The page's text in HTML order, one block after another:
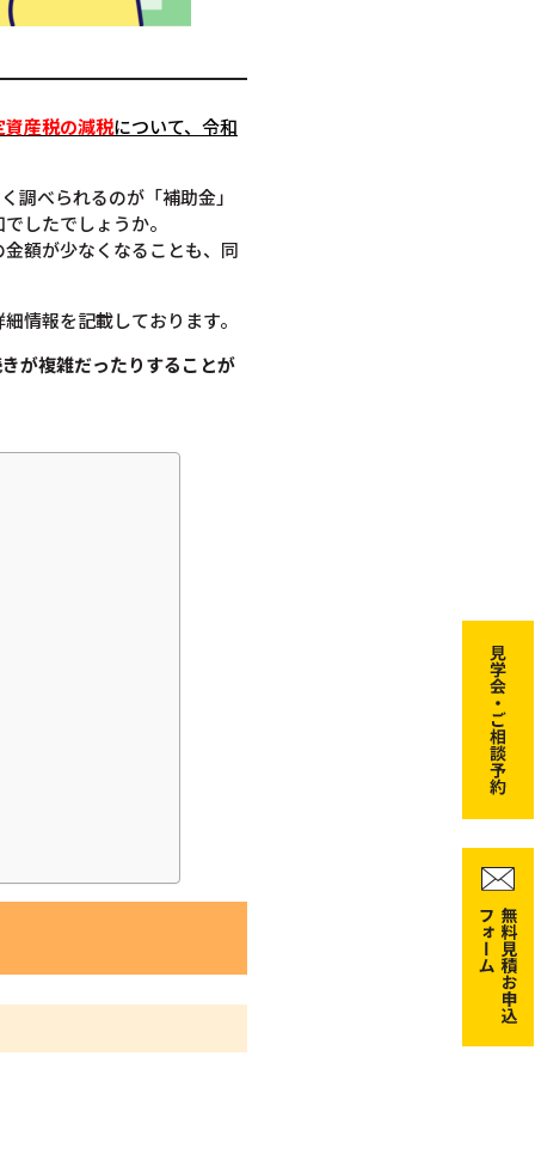
資産税の減税について、令和
調べられるのが「補助金」
したでしょうか。
額が少なくなることも、同
情報を記載しております。
が複雑だったりすることが